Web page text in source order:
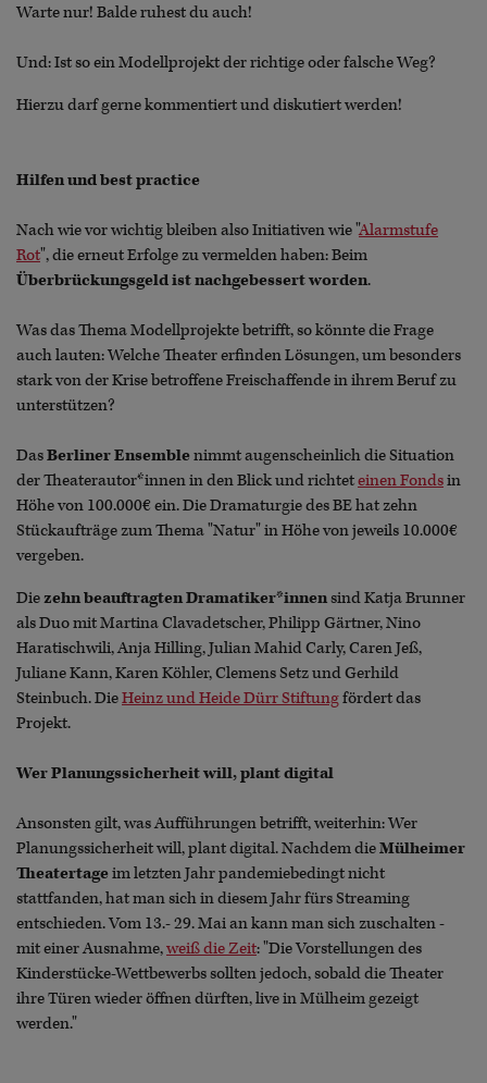
Warte nur! Balde ruhest du auch!
Und: Ist so ein Modellprojekt der richtige oder falsche Weg?
Hierzu darf gerne kommentiert und diskutiert werden!
Hilfen und best practice
Nach wie vor wichtig bleiben also Initiativen wie "Alarmstufe
Rot", die erneut Erfolge zu vermelden haben: Beim
Überbrückungsgeld ist nachgebessert worden.
Was das Thema Modellprojekte betrifft, so könnte die Frage
auch lauten: Welche Theater erfinden Lösungen, um besonders
stark von der Krise betroffene Freischaffende in ihrem Beruf zu
unterstützen?
DasBerliner Ensemblenimmt augenscheinlich die Situation
der Theaterautor*innen in den Blick und richteteinen Fondsin
Höhe von 100.000€ ein. Die Dramaturgie des BE hat zehn
Stückaufträge zum Thema "Natur" in Höhe von jeweils 10.000€
vergeben.
Diezehn beauftragten Dramatiker*innensind Katja Brunner
als Duo mit Martina Clavadetscher, Philipp Gärtner, Nino
Haratischwili, Anja Hilling, Julian Mahid Carly, Caren Jeß,
Juliane Kann, Karen Köhler, Clemens Setz und Gerhild
Steinbuch. DieHeinz und Heide Dürr Stiftungfördert das
Projekt.
Wer Planungssicherheit will, plant digital
Ansonsten gilt, was Aufführungen betrifft, weiterhin: Wer
Planungssicherheit will, plant digital. Nachdem dieMülheimer
Theatertageim letzten Jahr pandemiebedingt nicht
stattfanden, hat man sich in diesem Jahr fürs Streaming
entschieden. Vom 13.- 29. Mai an kann man sich zuschalten -
mit einer Ausnahme,weiß die Zeit: "Die Vorstellungen des
Kinderstücke-Wettbewerbs sollten jedoch, sobald die Theater
ihre Türen wieder öffnen dürften, live in Mülheim gezeigt
werden."